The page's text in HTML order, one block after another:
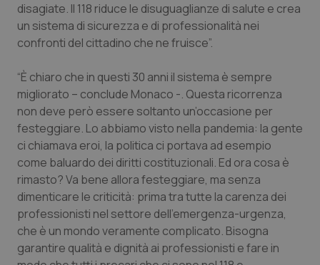
Oncologia & Nutrizione
Quotidiano Cardiologia
Quotidiano Chirurgia
Quotidiano Oncologia
Quotidiano Pediatria
Rene & patologie urogenitali
disagiate. Il 118 riduce le disuguaglianze di salute e crea
un sistema di sicurezza e di professionalità nei
confronti del cittadino che ne fruisce”.
“È chiaro che in questi 30 anni il sistema è sempre
migliorato – conclude Monaco -. Questa ricorrenza
non deve però essere soltanto un’occasione per
festeggiare. Lo abbiamo visto nella pandemia: la gente
ci chiamava eroi, la politica ci portava ad esempio
come baluardo dei diritti costituzionali. Ed ora cosa è
rimasto? Va bene allora festeggiare, ma senza
dimenticare le criticità: prima tra tutte la carenza dei
professionisti nel settore dell’emergenza-urgenza,
che è un mondo veramente complicato. Bisogna
garantire qualità e dignità ai professionisti e fare in